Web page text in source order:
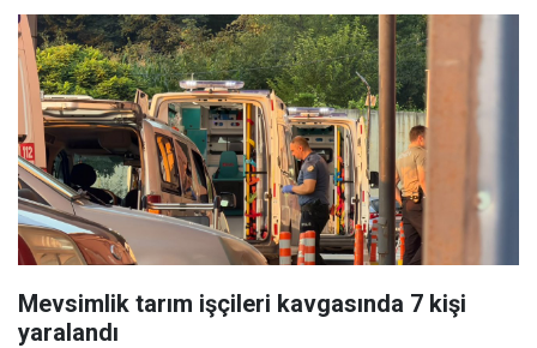
Mevsimlik tarım işçileri kavgasında 7 kişi
yaralandı